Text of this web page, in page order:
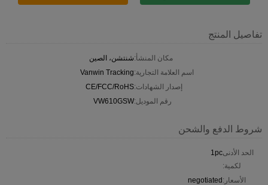
تفاصيل المنتج
مكان المنشأ:شنتشن، الصين
اسم العلامة التجارية:Vanwin Tracking
إصدار الشهادات:CE/FCC/RoHS
رقم الموديل:VW610GSW
شروط الدفع والشحن
الحد الأدنى
لكمية:
1pc
الأسعار:negotiated